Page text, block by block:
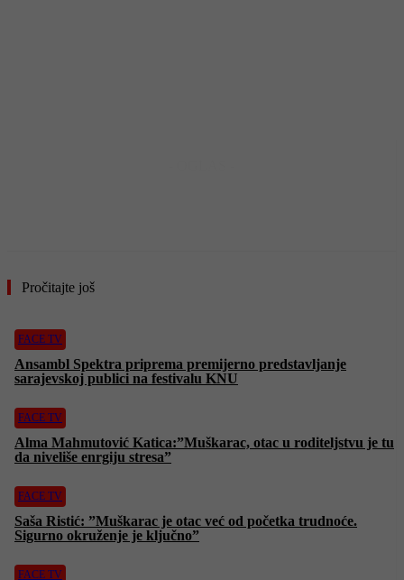
Pročitajte još
FACE TV
Ansambl Spektra priprema premijerno predstavljanje
sarajevskoj publici na festivalu KNU
FACE TV
Alma Mahmutović Katica:”Muškarac, otac u roditeljstvu je tu
da niveliše enrgiju stresa”
FACE TV
Saša Ristić: ”Muškarac je otac već od početka trudnoće.
Sigurno okruženje je ključno”
FACE TV